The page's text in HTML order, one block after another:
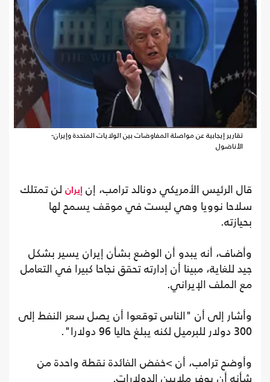
تقارير إيجابية عن مواصلة المفاوضات بين الولايات المتحدة وإيران-
الأناضول
قال الرئيس الأمريكي دونالد ترامب، إن إيران لن تمتلك
سلاحا نوويا وهي ليست في موقف يسمح لها
بحيازته.
وأضاف، أنه يبدو أن الوضع بشأن إيران يسير بشكل
جيد للغاية، مبينا أن إدارته تحقق نجاحا كبيرا في التعامل
مع الملف الإيراني.
وأشار إلى أن "الناس توقعوا أن يصل سعر النفط إلى
300 دولار للبرميل لكنه يبلغ حاليا 96 دولارا".
وأوضح ترامب، أن >خفض الفائدة نقطة واحدة من
شأنه أن يوفر ملايين الدولارات.